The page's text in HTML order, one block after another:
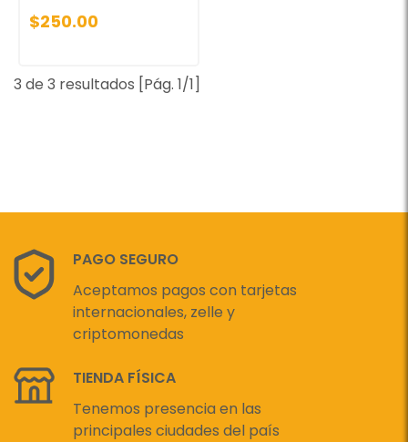
$250.00
3 de 3 resultados [Pág. 1/1]
PAGO SEGURO
Aceptamos pagos con tarjetas
internacionales, zelle y
criptomonedas
TIENDA FÍSICA
Tenemos presencia en las
principales ciudades del país